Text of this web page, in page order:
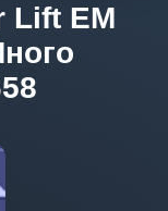
Lift EM